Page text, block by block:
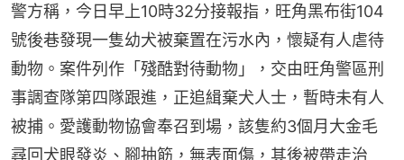
警方稱，今日早上10時32分接報指，旺角黑布街104
號後巷發現一隻幼犬被棄置在污水內，懷疑有人虐待
動物。案件列作「殘酷對待動物」，交由旺角警區刑
事調查隊第四隊跟進，正追緝棄犬人士，暫時未有人
被捕。愛護動物協會奉召到場，該隻約3個月大金毛
尋回犬眼發炎、腳抽筋，無表面傷，其後被帶走治